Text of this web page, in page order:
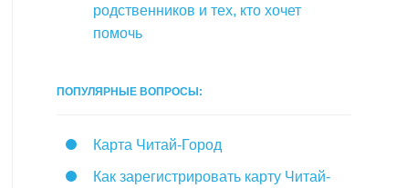
родственников и тех, кто хочет
помочь
ПОПУЛЯРНЫЕ ВОПРОСЫ:
Карта Читай-Город
Как зарегистрировать карту Читай-